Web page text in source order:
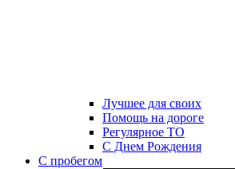
Лучшее для своих
Помощь на дороге
Регулярное ТО
С Днем Рождения
С пробегом